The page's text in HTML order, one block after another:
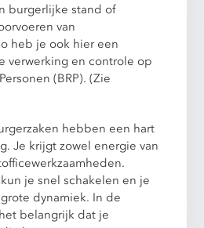
burgerlijke stand of
van
heb je ook hier een
verwerking en controle op
(BRP). (Zie
hebben een hart
Je krijgt zowel energie van
je snel schakelen en je
dynamiek. In de
belangrijk dat je